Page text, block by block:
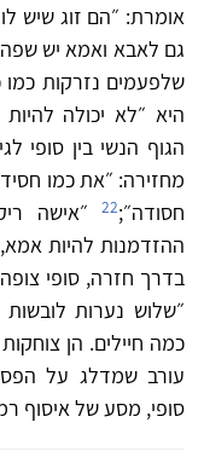
אומרת: ״הם זוג שיש
גם לאבא ואמא יש
שלפעמים נזרקות כמו
היא ״לא יכולה להיות
הגוף הנשי בין סופי
מחזירה: ״את כמו
חסודה״;22 ״אישה
ההזדמנות להיות
בדרך חזרה, סופי
״שלוש נערות
כמה חיילים. הן
עורב שמדלג על
סופי, מסע של איסוף